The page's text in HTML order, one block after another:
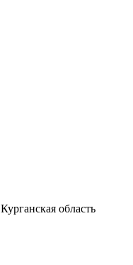
Курганская область